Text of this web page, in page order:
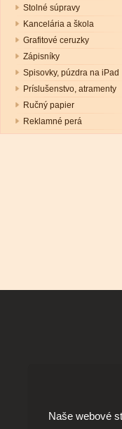
Stolné súpravy
Kancelária a škola
Grafitové ceruzky
Zápisníky
Spisovky, púzdra na iPad
Príslušenstvo, atramenty
Ručný papier
Reklamné perá
Naše webové